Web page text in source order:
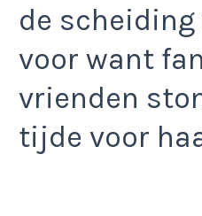
de
voor want
vrienden
tijde voor